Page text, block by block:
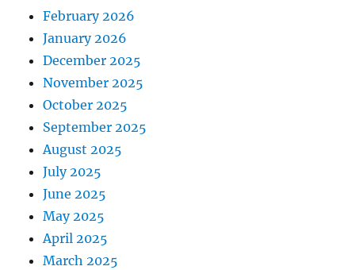
February 2026
January 2026
December 2025
November 2025
October 2025
September 2025
August 2025
July 2025
June 2025
May 2025
April 2025
March 2025